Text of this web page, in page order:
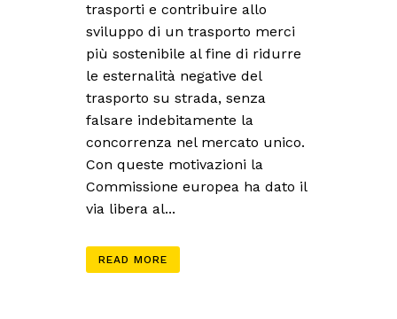
trasporti e contribuire allo
sviluppo di un trasporto merci
più sostenibile al fine di ridurre
le esternalità negative del
trasporto su strada, senza
falsare indebitamente la
concorrenza nel mercato unico.
Con queste motivazioni la
Commissione europea ha dato il
via libera al...
READ MORE